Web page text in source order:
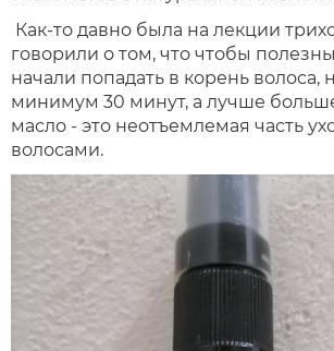
Как-то давно была на лекции
говорили о том, что чтобы
начали попадать в корень волоса,
минимум 30 минут, а лучше
масло - это неотъемлемая часть
волосами.